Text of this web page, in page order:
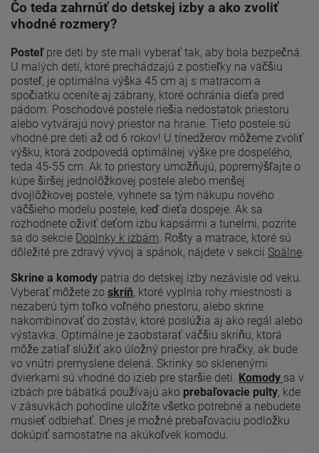
Čo teda zahrnúť do detskej izby a ako zvoliť
vhodné rozmery?
Posteľpre deti by ste mali vyberať tak, aby bola bezpečná.
U malých detí, ktoré prechádzajú z postieľky na väčšiu
posteľ, je optimálna výška 45 cm aj s matracom a
spočiatku oceníte aj zábrany, ktoré ochránia dieťa pred
pádom. Poschodové postele riešia nedostatok priestoru
alebo vytvárajú nový priestor na hranie. Tieto postele sú
vhodné pre deti až od 6 rokov! U tínedžerov môžeme zvoliť
výšku, ktorá zodpovedá optimálnej výške pre dospelého,
teda 45-55 cm. Ak to priestory umožňujú, popremýšľajte o
kúpe širšej jednolôžkovej postele alebo menšej
dvojlôžkovej postele, vyhnete sa tým nákupu nového
väčšieho modelu postele, keď dieťa dospeje. Ak sa
rozhodnete oživiť deťom izbu kapsármi a tunelmi, pozrite
sa do sekcie Doplnky k izbám. Rošty a matrace, ktoré sú
dôležité pre zdravý vývoj a spánok, nájdete v sekcii Spálne.
Skrine a komody patria do detskej izby nezávisle od veku.
Vyberať môžete zo skríň, ktoré vyplnia rohy miestnosti a
nezaberú tým toľko voľného priestoru, alebo skrine
nakombinovať do zostáv, ktoré poslúžia aj ako regál alebo
výstavka. Optimálne je zaobstarať väčšiu skriňu, ktorá
môže zatiaľ slúžiť ako úložný priestor pre hračky, ak bude
vo vnútri premyslene delená. Skrinky so sklenenými
dvierkami sú vhodné do izieb pre staršie deti. Komody sa v
izbách pre bábätká používajú ako prebaľovacie pulty, kde
v zásuvkách pohodlne uložíte všetko potrebné a nebudete
musieť odbiehať. Dnes je možné prebaľovaciu podložku
dokúpiť samostatne na akúkoľvek komodu.